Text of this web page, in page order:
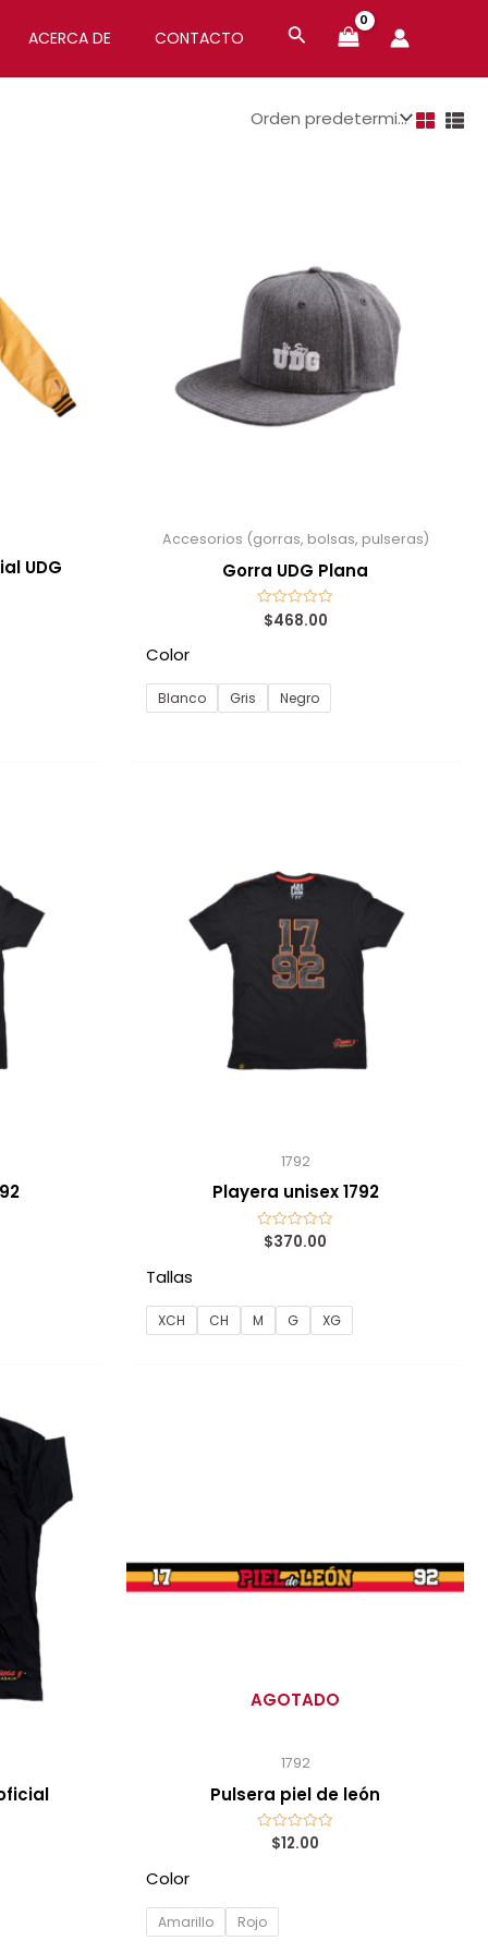
ACERCA DE CONTACTO
UDG
Accesorios (gorras, bolsas, pulseras)
Gorra UDG Plana
Valorado
con
$468.00
Color
Blanco Gris Negro
1792
Playera unisex 1792
Valorado
con
$370.00
Tallas
XCH CH M G XG
AGOTADO
1792
Pulsera piel de león
Valorado
con$12.00
Color
Amarillo Rojo